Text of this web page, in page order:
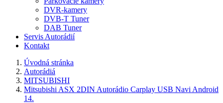
DVR-kamery
DVB-T Tuner
DAB Tuner
Servis Autorádií
Kontakt
Úvodná stránka
Autorádiá
MITSUBISHI
Mitsubishi ASX 2DIN Autorádio Carplay USB Navi Android
14.